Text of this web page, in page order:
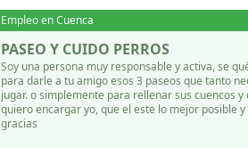
Empleo enCuenca
PASEO Y CUIDO PERROS
Soy una persona muy responsable y activa, se
para darle a tu amigo esos 3 paseos que tanto
jugar. o simplemente para rellenar sus cuencos
quiero encargar yo, que el este lo mejor posible
gracias